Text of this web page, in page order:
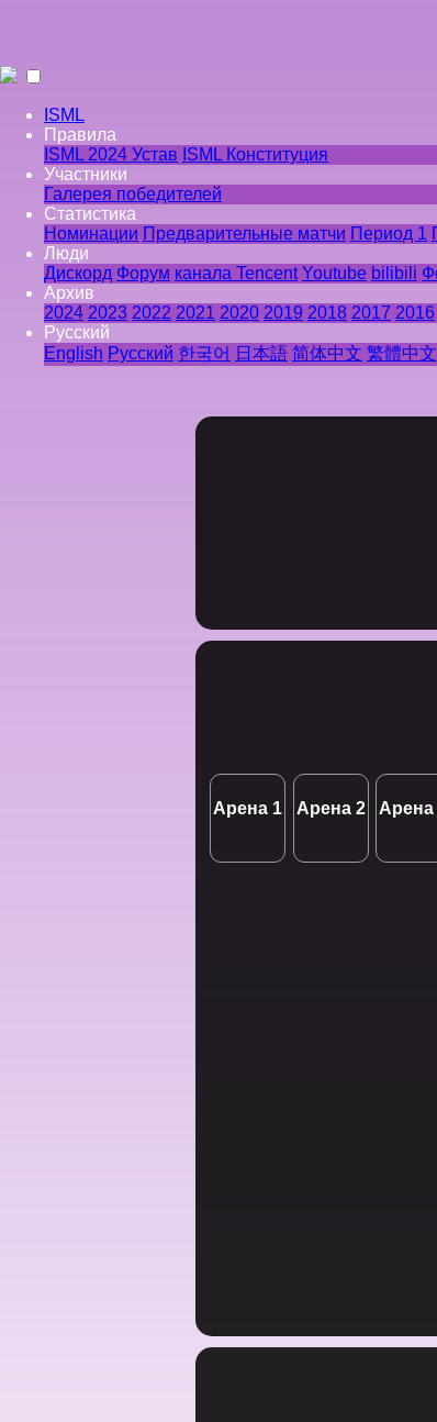
ISML
Правила
ISML 2024 Устав ISML Конституция
Участники
Галерея победителей
Статистика
Номинации Предварительные матчи Период 1
Люди
Дискорд Форум канала Tencent Youtube bilibili
Архив
2024 2023 2022 2021 2020 2019 2018 2017 2016
Pусский
English Pусский 한국어 日本語 简体中文 繁體中文
Арена 1 Арена 2 Арена